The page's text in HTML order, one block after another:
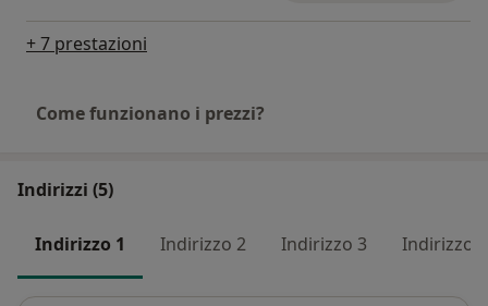
+ 7 prestazioni
Come funzionano i prezzi?
Indirizzi (5)
Indirizzo 1 Indirizzo 2 Indirizzo 3 Indirizzo 4